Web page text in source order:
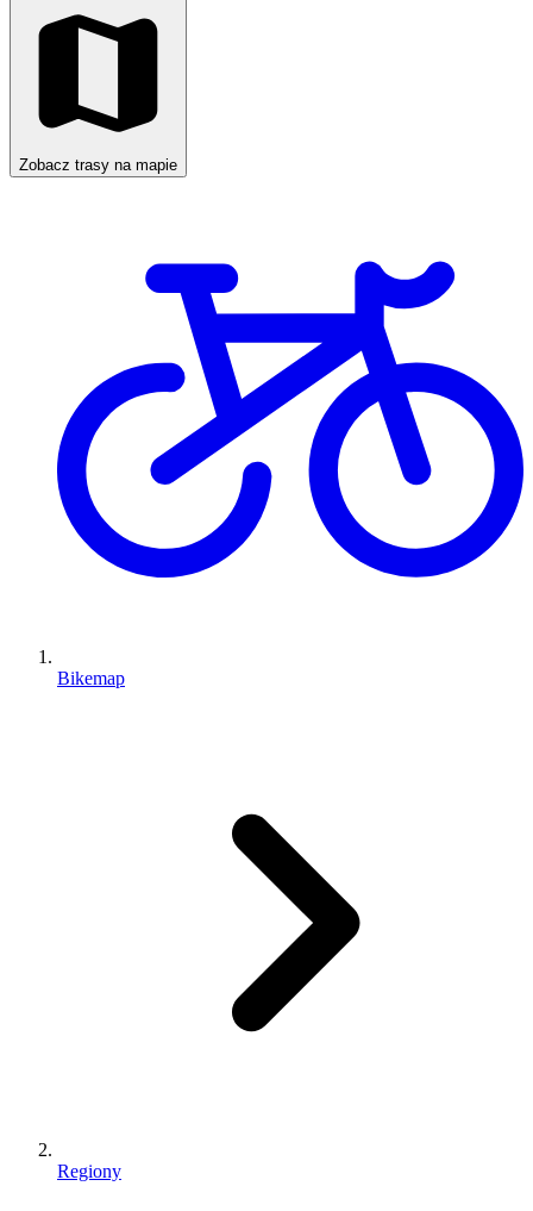
Zobacz trasy na mapie
Bikemap
Regiony